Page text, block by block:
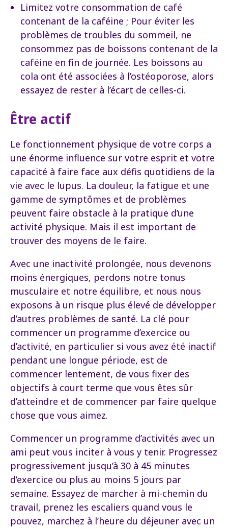
Limitez votre consommation de café
contenant de la caféine ; Pour éviter les
problèmes de troubles du sommeil, ne
consommez pas de boissons contenant de la
caféine en fin de journée. Les boissons au
cola ont été associées à l’ostéoporose, alors
essayez de rester à l’écart de celles-ci.
Être actif
Le fonctionnement physique de votre corps a
une énorme influence sur votre esprit et votre
capacité à faire face aux défis quotidiens de la
vie avec le lupus. La douleur, la fatigue et une
gamme de symptômes et de problèmes
peuvent faire obstacle à la pratique d’une
activité physique. Mais il est important de
trouver des moyens de le faire.
Avec une inactivité prolongée, nous devenons
moins énergiques, perdons notre tonus
musculaire et notre équilibre, et nous nous
exposons à un risque plus élevé de développer
d’autres problèmes de santé. La clé pour
commencer un programme d’exercice ou
d’activité, en particulier si vous avez été inactif
pendant une longue période, est de
commencer lentement, de vous fixer des
objectifs à court terme que vous êtes sûr
d’atteindre et de commencer par faire quelque
chose que vous aimez.
Commencer un programme d’activités avec un
ami peut vous inciter à vous y tenir. Progressez
progressivement jusqu’à 30 à 45 minutes
d’exercice ou plus au moins 5 jours par
semaine. Essayez de marcher à mi-chemin du
travail, prenez les escaliers quand vous le
pouvez, marchez à l’heure du déjeuner avec un